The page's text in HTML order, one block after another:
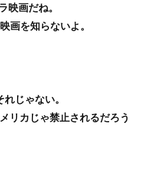
映画だね。
画を知らないよ。
じゃない。
リカじゃ禁止されるだろう